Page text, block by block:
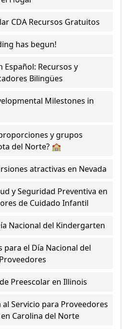
CDA Recursos Gratuitos
has begun!
Español: Recursos y
Bilingües
Milestones in
y grupos
del Norte? 🏫
atractivas en Nevada
y Seguridad Preventiva en
de Cuidado Infantil
Nacional del Kindergarten
para el Día Nacional del
Preescolar en Illinois
al Servicio para Proveedores
Carolina del Norte